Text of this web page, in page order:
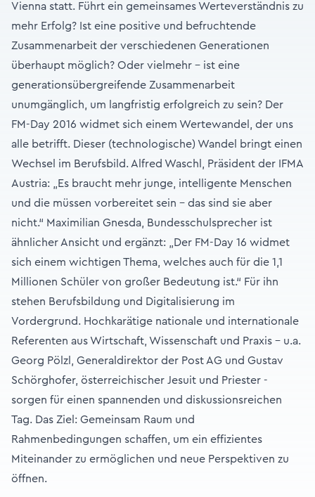
Vienna statt. Führt ein gemeinsames Werteverständnis zu
mehr Erfolg? Ist eine positive und befruchtende
Zusammenarbeit der verschiedenen Generationen
überhaupt möglich? Oder vielmehr – ist eine
generationsübergreifende Zusammenarbeit
unumgänglich, um langfristig erfolgreich zu sein? Der
FM-Day 2016 widmet sich einem Wertewandel, der uns
alle betrifft. Dieser (technologische) Wandel bringt einen
Wechsel im Berufsbild. Alfred Waschl, Präsident der IFMA
Austria: „Es braucht mehr junge, intelligente Menschen
und die müssen vorbereitet sein – das sind sie aber
nicht.“ Maximilian Gnesda, Bundesschulsprecher ist
ähnlicher Ansicht und ergänzt: „Der FM-Day 16 widmet
sich einem wichtigen Thema, welches auch für die 1,1
Millionen Schüler von großer Bedeutung ist.“ Für ihn
stehen Berufsbildung und Digitalisierung im
Vordergrund. Hochkarätige nationale und internationale
Referenten aus Wirtschaft, Wissenschaft und Praxis – u.a.
Georg Pölzl, Generaldirektor der Post AG und Gustav
Schörghofer, österreichischer Jesuit und Priester -
sorgen für einen spannenden und diskussionsreichen
Tag. Das Ziel: Gemeinsam Raum und
Rahmenbedingungen schaffen, um ein effizientes
Miteinander zu ermöglichen und neue Perspektiven zu
öffnen.